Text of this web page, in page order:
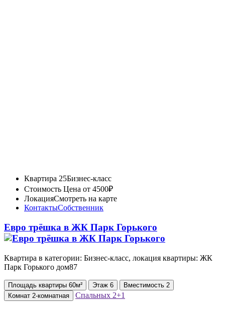
Квартира 25Бизнес-класс
Стоимость Цена от 4500₽
ЛокацияСмотреть на карте
КонтактыСобственник
Евро трёшка в ЖК Парк Горького
Квартира в категории: Бизнес-класс, локация квартиры: ЖК
⁠Парк Горького дом87
Площадь квартиры 60м² Этаж 6 Вместимость 2
Комнат 2-комнатная Спальных 2+1